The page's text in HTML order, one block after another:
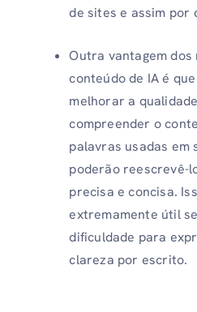
de sites e assim por
Outra vantagem
conteúdo de IA é
melhorar a
compreender o
palavras usadas em
poderão reescrevê-
precisa e concisa.
extremamente útil
dificuldade para
clareza por escrito.